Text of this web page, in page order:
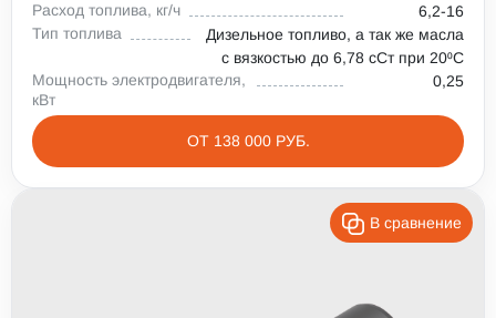
Расход топлива, кг/ч
6,2-16
Тип топлива
Дизельное топливо, а так же масла
с вязкостью до 6,78 сСт при 20⁰С
Мощность электродвигателя,
кВт
0,25
ОТ 138 000 РУБ.
В сравнение